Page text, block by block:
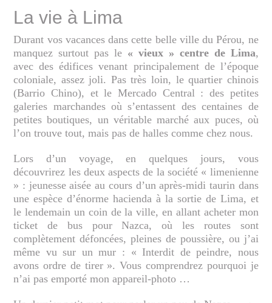
La vie à Lima
Durant vos vacances dans cette belle ville du Pérou, ne
manquez surtout pas le « vieux » centre de Lima,
avec des édifices venant principalement de l’époque
coloniale, assez joli. Pas très loin, le quartier chinois
(Barrio Chino), et le Mercado Central : des petites
galeries marchandes où s’entassent des centaines de
petites boutiques, un véritable marché aux puces, où
l’on trouve tout, mais pas de halles comme chez nous.
Lors d’un voyage, en quelques jours, vous
découvrirez les deux aspects de la société « limenienne
» : jeunesse aisée au cours d’un après-midi taurin dans
une espèce d’énorme hacienda à la sortie de Lima, et
le lendemain un coin de la ville, en allant acheter mon
ticket de bus pour Nazca, où les routes sont
complètement défoncées, pleines de poussière, ou j’ai
même vu sur un mur : « Interdit de peindre, nous
avons ordre de tirer ». Vous comprendrez pourquoi je
n’ai pas emporté mon appareil-photo …